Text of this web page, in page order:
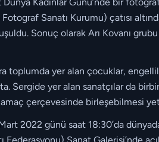
Sanatı Kurumu) çatısı
Sonuç olarak Arı Kovanı
toplumda yer alan çocuklar,
Sergide yer alan sanatçılar da
amaç çerçevesinde birleşebilmesi
2022 günü saat 18:30’da